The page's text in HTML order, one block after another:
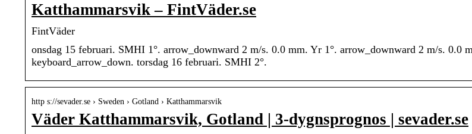
Katthammarsvik – FintVäder.se
FintVäder
onsdag 15 februari. SMHI 1°. arrow_downward 2 m/s. 0.0 mm. Yr 1°. arrow_downward 2 m/s. 0.0
keyboard_arrow_down. torsdag 16 februari. SMHI 2°.
http s://sevader.se › Sweden › Gotland › Katthammarsvik
Väder Katthammarsvik, Gotland | 3-dygnsprognos | sevader.se